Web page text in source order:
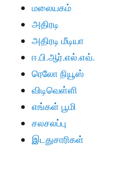
மலையகம்
அதிரடி
அதிரடி மீடியா
ஈ.பி.ஆர்.எல்.எவ்.
ரெலோ நியூஸ்
விடிவெள்ளி
எங்கள் பூமி
சலசலப்பு
இடதுசாரிகள்